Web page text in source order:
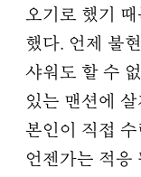
오기로 했기
했다. 언제 불
샤워도 할 수
있는 맨션에
본인이 직접
언젠가는 적응